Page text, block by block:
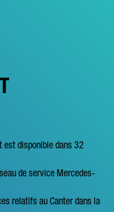
est disponible dans 32
de service Mercedes-
relatifs au Canter dans la